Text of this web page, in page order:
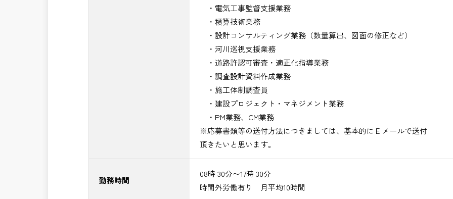
・電気工事監督支援業務
・積算技術業務
・設計コンサルティング業務（数量算出、図面の修正など）
・河川巡視支援業務
・道路許認可審査・適正化指導業務
・調査設計資料作成業務
・施工体制調査員
・建設プロジェクト・マネジメント業務
・PM業務、CM業務
※応募書類等の送付方法につきましては、基本的にＥメールで送付
頂きたいと思います。
勤務時間
08時 30分〜17時 30分
時間外労働有り 月平均10時間